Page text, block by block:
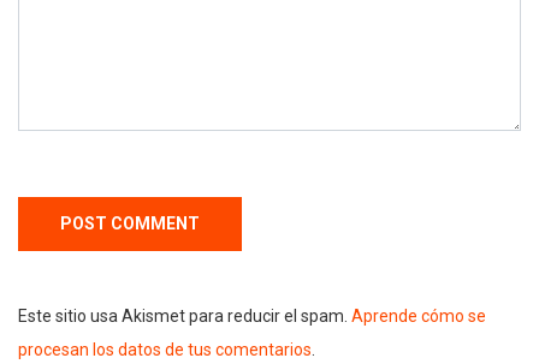
Este sitio usa Akismet para reducir el spam. Aprende cómo se
procesan los datos de tus comentarios